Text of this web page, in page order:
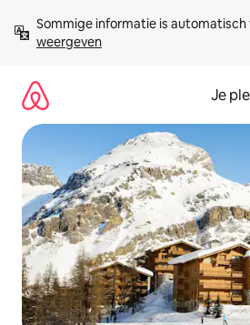
direct
naar
Sommige informatie is automatisch
weergeven
Je